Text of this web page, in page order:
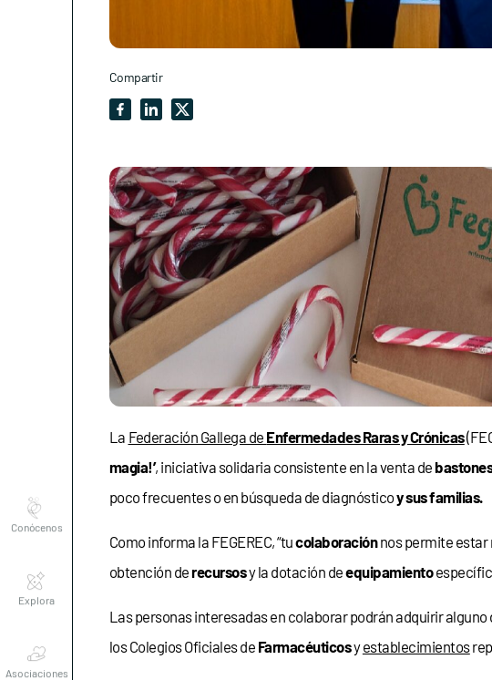
Compartir
La Federación Gallega de Enfermedades Raras y Crónicas
magia!’, iniciativa solidaria consistente en la venta de
poco frecuentes o en búsqueda de diagnósticoy sus familias.
Como informa la FEGEREC, “tucolaboraciónnos permite estar
obtención derecursosy la dotación deequipamiento
Las personas interesadas en colaborar podrán adquirir alguno
los Colegios Oficiales de Farmacéuticosyestablecimientos